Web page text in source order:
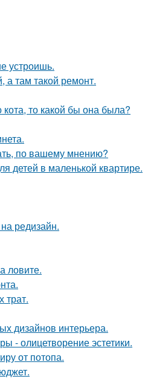
устроишь.
а там такой ремонт.
то какой бы она была?
по вашему мнению?
детей в маленькой квартире.
редизайн.
ловите.
трат.
дизайнов интерьера.
- олицетворение эстетики.
от потопа.